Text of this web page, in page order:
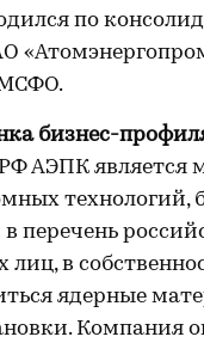
по
бизнес-
АЭПК является
технологий,
перечень
в
ядерные
Компания